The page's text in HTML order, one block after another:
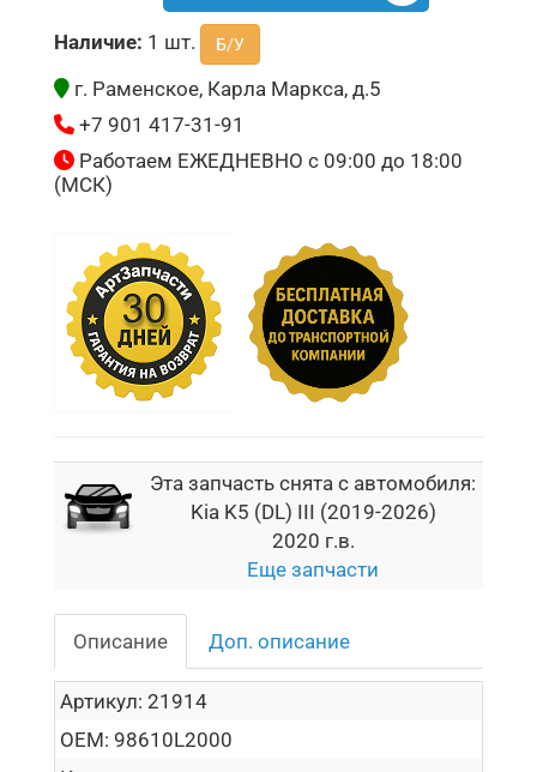
Наличие: 1 шт. Б/У
г. Раменское, Карла Маркса, д.5
+7 901 417-31-91
Работаем ЕЖЕДНЕВНО с 09:00 до 18:00
(МСК)
Эта запчасть снята с автомобиля:
Kia K5 (DL) III (2019-2026)
2020 г.в.
Еще запчасти
Описание Доп. описание
Артикул: 21914
OEM: 98610L2000